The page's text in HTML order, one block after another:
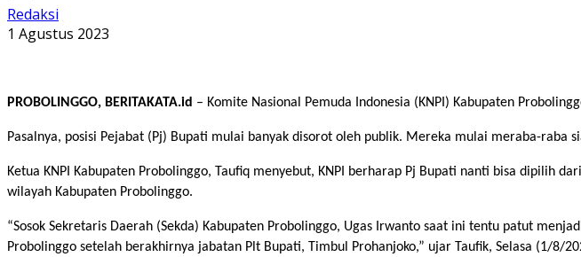
Redaksi
1 Agustus 2023
PROBOLINGGO, BERITAKATA.id – Komite Nasional Pemuda Indonesia (KNPI) Kabupaten
Pasalnya, posisi Pejabat (Pj) Bupati mulai banyak disorot oleh publik. Mereka mulai meraba-raba
Ketua KNPI Kabupaten Probolinggo, Taufiq menyebut, KNPI berharap Pj Bupati nanti bisa dipilih
wilayah Kabupaten Probolinggo.
“Sosok Sekretaris Daerah (Sekda) Kabupaten Probolinggo, Ugas Irwanto saat ini tentu patut
Probolinggo setelah berakhirnya jabatan Plt Bupati, Timbul Prohanjoko,” ujar Taufik, Selasa (1/8/